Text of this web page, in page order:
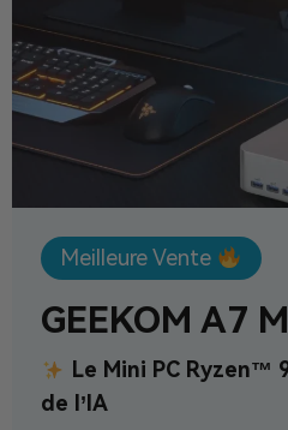
Meilleure Vente
GEEKOM A7
Le Mini PC Ryzen™
de l’IA